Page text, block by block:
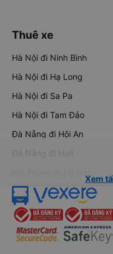
Thuê xe
Hà Nội đi Ninh Bình
Hà Nội đi Hạ Long
Hà Nội đi Sa Pa
Hà Nội đi Tam Đảo
Đà Nẵng đi Hội An
Đà Nẵng đi Huế
Xem